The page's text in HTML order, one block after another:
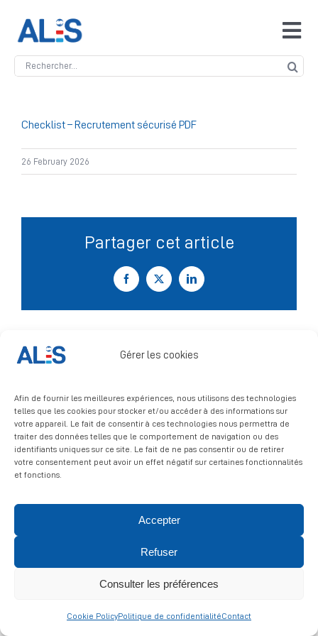
Gérer les cookies
Afin de fournir les meilleures expériences, nous utilisons des technologies
telles que les cookies pour stocker et/ou accéder à des informations sur
votre appareil. Le fait de consentir à ces technologies nous permettra de
traiter des données telles que le comportement de navigation ou des
identifiants uniques sur ce site. Le fait de ne pas consentir ou de retirer
votre consentement peut avoir un effet négatif sur certaines fonctionnalités
et fonctions.
Accepter
Refuser
Consulter les préférences
Cookie PolicyPolitique de confidentialitéContact
content
Search
Accueil
ALIS
Antidopage
Signalement
Checklist – Recrutement sécurisé PDF
26 February 2026
Partager cet article
Facebook
X LinkedIn
© 2026 ALIS | All rights reserved
légales